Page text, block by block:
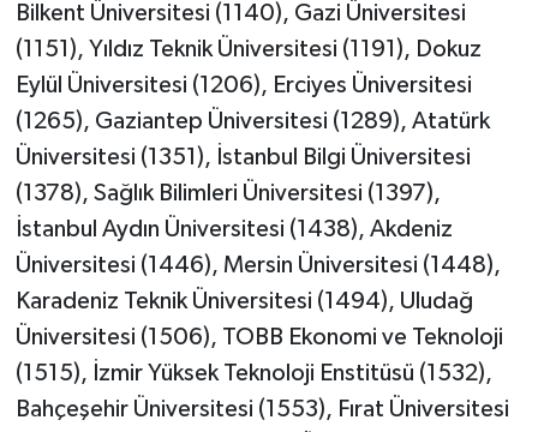
Bilkent Üniversitesi (1140), Gazi Üniversitesi
(1151), Yıldız Teknik Üniversitesi (1191), Dokuz
Eylül Üniversitesi (1206), Erciyes Üniversitesi
(1265), Gaziantep Üniversitesi (1289), Atatürk
Üniversitesi (1351), İstanbul Bilgi Üniversitesi
(1378), Sağlık Bilimleri Üniversitesi (1397),
İstanbul Aydın Üniversitesi (1438), Akdeniz
Üniversitesi (1446), Mersin Üniversitesi (1448),
Karadeniz Teknik Üniversitesi (1494), Uludağ
Üniversitesi (1506), TOBB Ekonomi ve Teknoloji
(1515), İzmir Yüksek Teknoloji Enstitüsü (1532),
Bahçeşehir Üniversitesi (1553), Fırat Üniversitesi